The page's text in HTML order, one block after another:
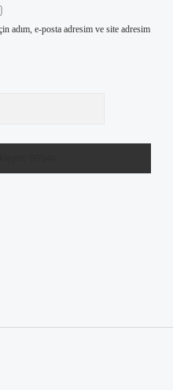
adım, e-posta adresim ve site adresim